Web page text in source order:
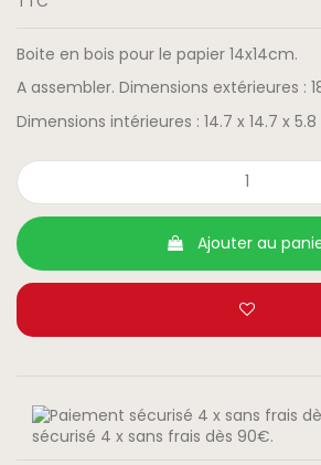
Boite en bois pour le papier 14x14cm.
A assembler. Dimensions extérieures :
Dimensions intérieures : 14.7 x 14.7 x
Ajouter au
sécurisé 4 x sans frais dès 90€.